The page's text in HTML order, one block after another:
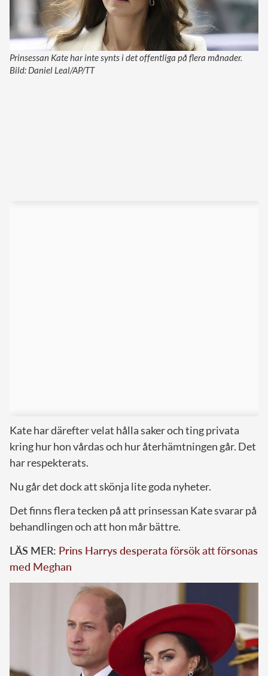
Prinsessan Kate har inte synts i det offentliga på flera månader.
Bild: Daniel Leal/AP/TT
Kate har därefter velat hålla saker och ting privata
kring hur hon vårdas och hur återhämtningen går. Det
har respekterats.
Nu går det dock att skönja lite goda nyheter.
Det finns flera tecken på att prinsessan Kate svarar på
behandlingen och att hon mår bättre.
LÄS MER: Prins Harrys desperata försök att försonas
med Meghan